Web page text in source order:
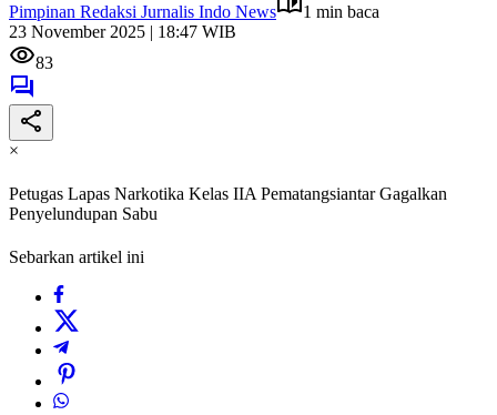
Pimpinan Redaksi Jurnalis Indo News
1 min baca
23 November 2025 | 18:47 WIB
83
×
Petugas Lapas Narkotika Kelas IIA Pematangsiantar Gagalkan
Penyelundupan Sabu
Sebarkan artikel ini